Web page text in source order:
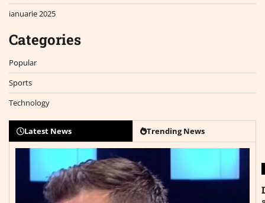
ianuarie 2025
Categories
Popular
Sports
Technology
Latest News Trending News